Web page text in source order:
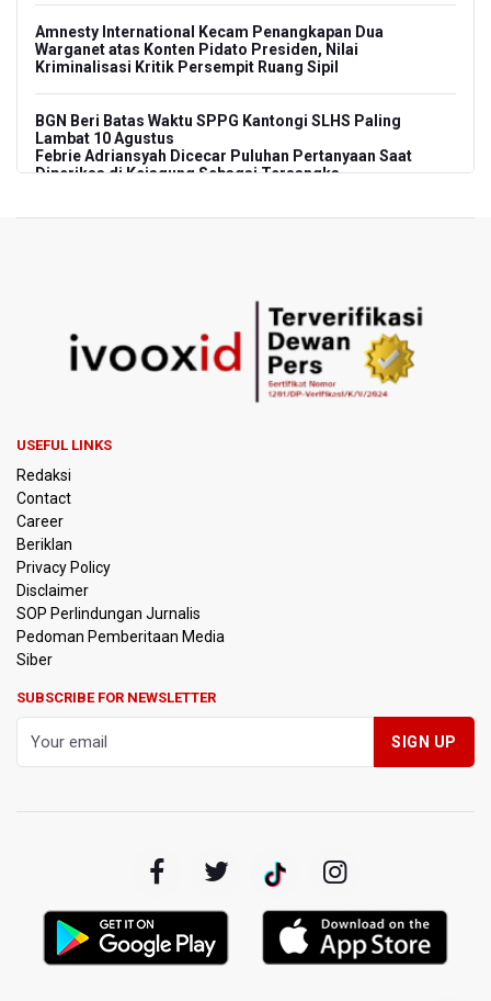
Amnesty International Kecam Penangkapan Dua
Warganet atas Konten Pidato Presiden, Nilai
Kriminalisasi Kritik Persempit Ruang Sipil
BGN Beri Batas Waktu SPPG Kantongi SLHS Paling
Lambat 10 Agustus
Febrie Adriansyah Dicecar Puluhan Pertanyaan Saat
Diperiksa di Kejagung Sebagai Tersangka
SEA V Cup 2026: Timnas Voli Putri Indonesia Menang
Lawan Vietnam 3-2
Kebakaran Landa Gedung Bapenda DKI Jakarta
PSSI Evaluasi TImnas Indonesia Setelah Gagal Tembus
Ditahan Imbang Singapura 1-1
Pemerintah Matangkan Rencana Pembaruan Buku Ajar
Nasional
Pendakian Gunung Gede Pangrango Ditutup karena
Indonesia
Tunggu 8 Jam karena HCU RSCM Terbatas
USEFUL LINKS
Redaksi
Contact
Career
Beriklan
Privacy Policy
Disclaimer
SOP Perlindungan Jurnalis
Pedoman Pemberitaan Media
Siber
SUBSCRIBE FOR NEWSLETTER